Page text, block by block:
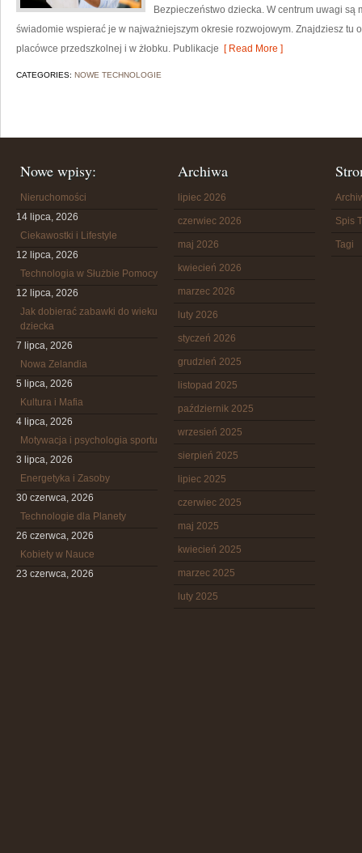
Bezpieczeństwo dziecka. W centrum uwagi są
świadomie wspierać je w najważniejszym okresie rozwojowym. Znajdziesz tu
placówce przedszkolnej i w żłobku. Publikacje [ Read More ]
CATEGORIES: NOWE TECHNOLOGIE
Nowe wpisy:
Nieruchomości
14 lipca, 2026
Ciekawostki i Lifestyle
12 lipca, 2026
Technologia w Służbie Pomocy
12 lipca, 2026
Jak dobierać zabawki do wieku
dziecka
7 lipca, 2026
Nowa Zelandia
5 lipca, 2026
Kultura i Mafia
4 lipca, 2026
Motywacja i psychologia sportu
3 lipca, 2026
Energetyka i Zasoby
30 czerwca, 2026
Technologie dla Planety
26 czerwca, 2026
Kobiety w Nauce
23 czerwca, 2026
Archiwa
lipiec 2026
czerwiec 2026
maj 2026
kwiecień 2026
marzec 2026
luty 2026
styczeń 2026
grudzień 2025
listopad 2025
październik 2025
wrzesień 2025
sierpień 2025
lipiec 2025
czerwiec 2025
maj 2025
kwiecień 2025
marzec 2025
luty 2025
Spis
Tagi